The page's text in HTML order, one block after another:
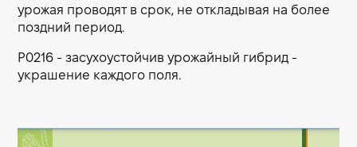
урожая проводят в срок, не откладывая на более
поздний период.
P0216 - засухоустойчив урожайный гибрид -
украшение каждого поля.